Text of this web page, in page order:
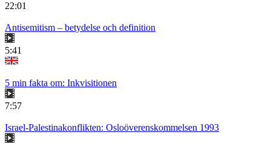
22:01
Antisemitism – betydelse och definition
5:41
5 min fakta om: Inkvisitionen
7:57
Israel-Palestinakonflikten: Osloöverenskommelsen 1993